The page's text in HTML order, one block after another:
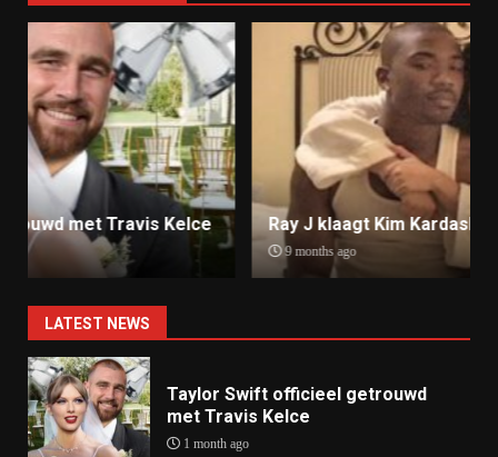
Ray J klaagt Kim Kardashian aan om sekstape
9 months ago
LATEST NEWS
Taylor Swift officieel getrouwd
met Travis Kelce
1 month ago